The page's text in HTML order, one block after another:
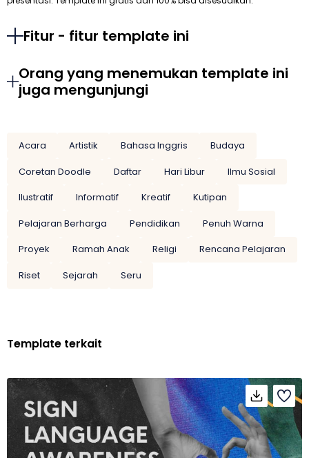
Fitur - fitur template ini
Orang yang menemukan template ini
juga mengunjungi
Acara Artistik Bahasa Inggris
Budaya
Coretan Doodle
Daftar Hari Libur
Ilmu Sosial
Ilustratif
Informatif Kreatif
Kutipan
Pelajaran Berharga
Pendidikan
Penuh Warna
Proyek
Ramah Anak Religi
Rencana Pelajaran
Riset
Sejarah Seru
Template terkait